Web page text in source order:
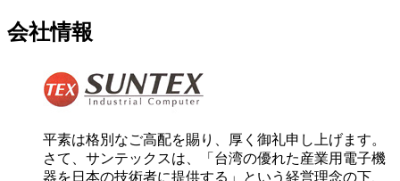
会社情報
平素は格別なご高配を賜り、厚く御礼申し上げます。
さて、サンテックスは、「台湾の優れた産業用電子機
器を日本の技術者に提供する」という経営理念の下、